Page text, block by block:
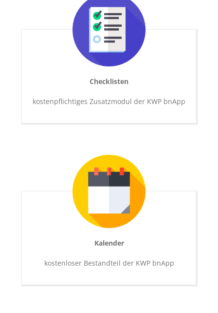
Checklisten
kostenpflichtiges Zusatzmodul der KWP bnApp
Kalender
kostenloser Bestandteil der KWP bnApp